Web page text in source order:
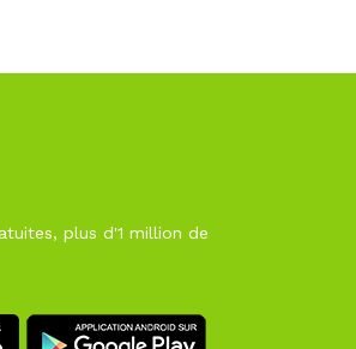
plus d'1 million de